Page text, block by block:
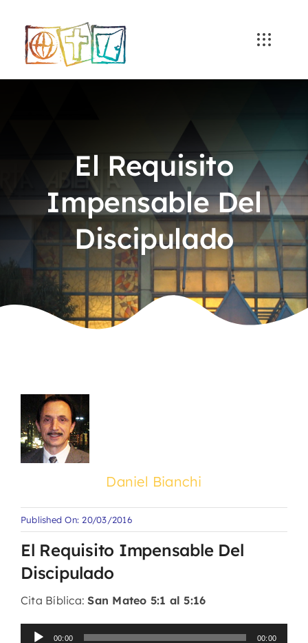
content
El Requisito
Impensable Del
Discipulado
Daniel Bianchi
Published On: 20/03/2016
El Requisito Impensable Del
Discipulado
Cita Bíblica:San Mateo 5:1 al 5:16
Reproductor
00:00 00:00